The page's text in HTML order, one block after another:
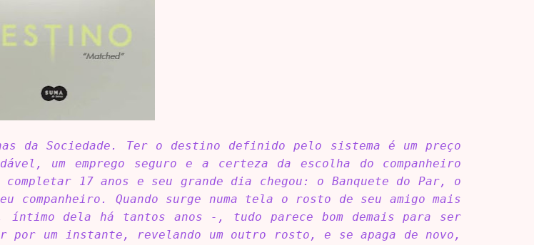
da Sociedade. Ter o destino definido pelo sistema é um preço
um emprego seguro e a certeza da escolha do companheiro
17 anos e seu grande dia chegou: o Banquete do Par, o
Quando surge numa tela o rosto de seu amigo mais
dela há tantos anos -, tudo parece bom demais para ser
por um instante, revelando um outro rosto, e se apaga de novo,